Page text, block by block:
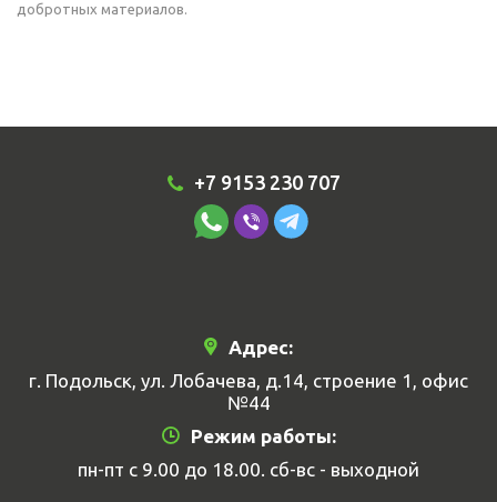
добротных материалов.
+7 9153 230 707
Адрес:
г. Подольск, ул. Лобачева, д.14, строение 1, офис
№44
Режим работы:
пн-пт с 9.00 до 18.00. сб-вс - выходной